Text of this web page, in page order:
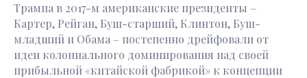
Трампа в 2017-м американские президенты –
Картер, Рейган, Буш-старший, Клинтон, Буш-
младший и Обама – постепенно дрейфовали от
идеи колониального доминирования над своей
прибыльной «китайской фабрикой» к концепции